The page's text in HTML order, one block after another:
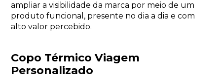
ampliar a visibilidade da marca por meio de um
produto funcional, presente no dia a dia e com
alto valor percebido.
Copo Térmico Viagem
Personalizado